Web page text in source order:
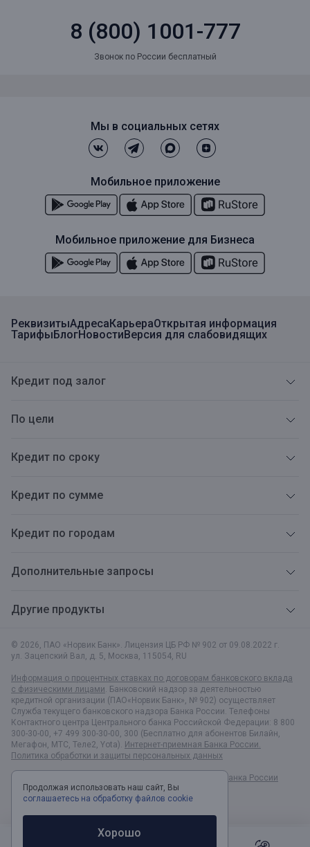
8 (800) 1001-777
Звонок по России бесплатный
© 2026, ПАО «Норвик Банк». Лицензия ЦБ РФ № 902 от 09.08.2022 г.
ул. Зацепский Вал, д. 5, Москва, 115054, RU
Информация о процентных ставках по договорам банковского вклада
с физическими лицами. Банковский надзор за деятельностью
кредитной организации (ПАО«Норвик Банк», № 902) осуществляет
Служба текущего банковского надзора Банка России. Телефоны
Контактного центра Центрального банка Российской Федерации: 8 800
300-30-00, +7 499 300-30-00, 300 (Бесплатно для абонентов Билайн,
Мегафон, МТС, Теле2, Yota). Интернет-приемная Банка России.
Политика обработки и защиты персональных данных
Раскрытие информации в соответствии c Указанием Банка России
№6496-У
РеквизитыАдресаКарьераОткрытая информация
ТарифыБлогНовостиВерсия для слабовидящих
Кредит под залог
По цели
Кредит по сроку
Кредит по сумме
Кредит по городам
Дополнительные запросы
Другие продукты
Мы в социальных сетях
Мобильное приложение
Мобильное приложение для Бизнеса
Продолжая использовать наш сайт, Вы
соглашаетесь на обработку файлов cookie
Хорошо